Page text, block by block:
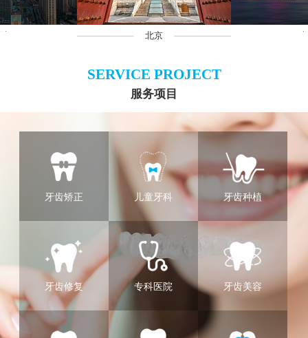
北京
SERVICE PROJECT
服务项目
牙齿矫正 儿童牙科 牙齿种植
牙齿修复 专科医院 牙齿美容